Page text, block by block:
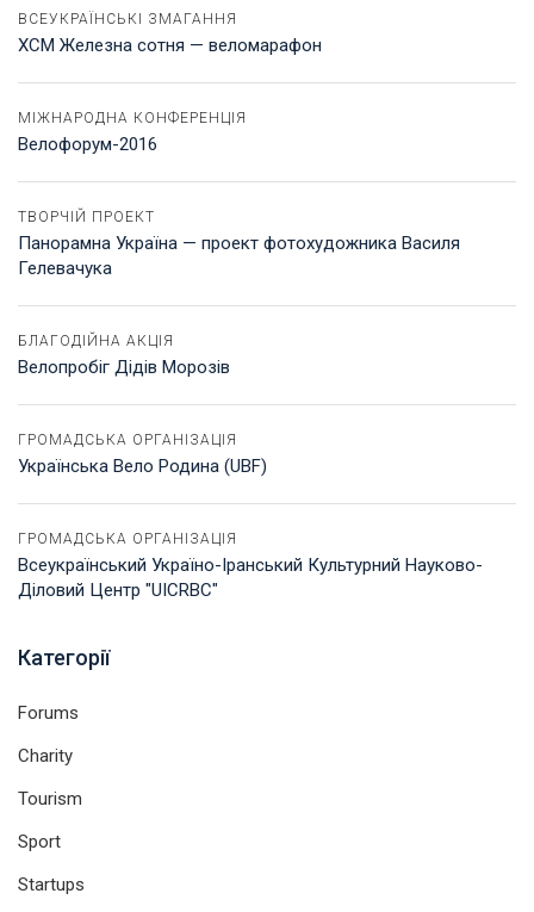
ВСЕУКРАЇНСЬКІ ЗМАГАННЯ
XCM Железна сотня — веломарафон
МІЖНАРОДНА КОНФЕРЕНЦІЯ
Велофорум-2016
ТВОРЧІЙ ПРОЕКТ
Панорамна Україна — проект фотохудожника Василя
Гелевачука
БЛАГОДІЙНА АКЦІЯ
Велопробіг Дідів Морозів
ГРОМАДСЬКА ОРГАНІЗАЦІЯ
Українська Вело Родина (UBF)
ГРОМАДСЬКА ОРГАНІЗАЦІЯ
Всеукраїнський Україно-Іранський Культурний Науково-
Діловий Центр "UICRBC"
Категорії
Forums
Charity
Tourism
Sport
Startups